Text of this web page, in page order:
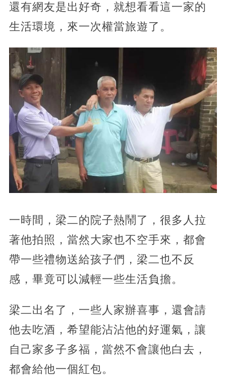
還有網友是出好奇，就想看看這一家的
生活環境，來一次權當旅遊了。
一時間，梁二的院子熱鬧了，很多人拉
著他拍照，當然大家也不空手來，都會
帶一些禮物送給孩子們，梁二也不反
感，畢竟可以減輕一些生活負擔。
梁二出名了，一些人家辦喜事，還會請
他去吃酒，希望能沾沾他的好運氣，讓
自己家多子多福，當然不會讓他白去，
都會給他一個紅包。